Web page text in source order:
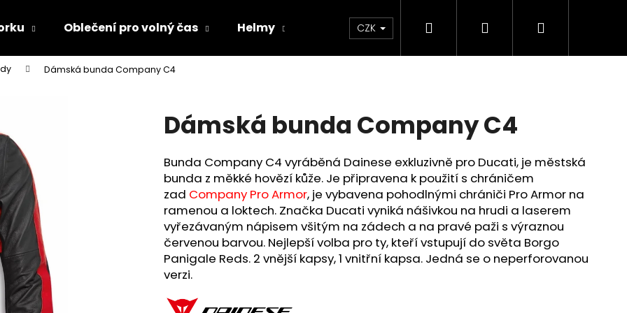
Oblečení pro volný čas Helmy Chrániče Díly Doplňky a předměty
CZK Hledat PřihlášeníNákupní
Dámská bunda Company C4
Dámská bunda Company C4
Bunda Company C4 vyráběná Dainese exkluzivně pro Ducati, je městská
bunda z měkké hovězí kůže. Je připravena k použití s ​​chráničem
zad Company Pro Armor, je vybavena pohodlnými chrániči Pro Armor na
ramenou a loktech. Značka Ducati vyniká nášivkou na hrudi a laserem
vyřezávaným nápisem všitým na zádech a na pravé paži s výraznou
červenou barvou. Nejlepší volba pro ty, kteří vstupují do světa Borgo
Panigale Reds. 2 vnější kapsy, 1 vnitřní kapsa. Jedná se o neperforovanou
verzi.
Co potřebujete najít?
HLEDAT
TRIČKO DC SPEED BÍLO-ČERNÉ